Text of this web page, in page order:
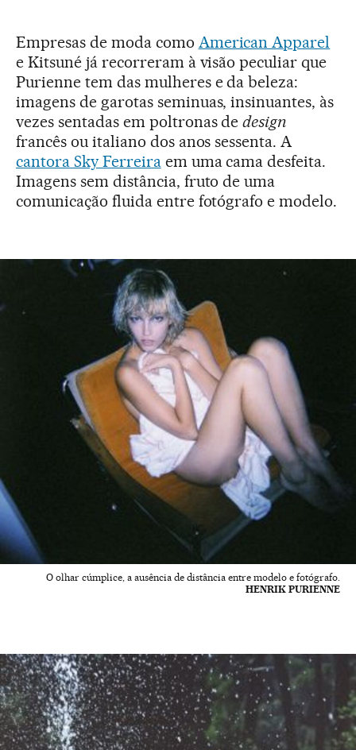
Empresas de moda como American Apparel
e Kitsuné já recorreram à visão peculiar que
Purienne tem das mulheres e da beleza:
imagens de garotas seminuas, insinuantes, às
vezes sentadas em poltronas dedesign
francês ou italiano dos anos sessenta. A
cantora Sky Ferreiraem uma cama desfeita.
Imagens sem distância, fruto de uma
comunicação fluida entre fotógrafo e modelo.
O olhar cúmplice, a ausência de distância entre modelo e fotógrafo.
HENRIK PURIENNE